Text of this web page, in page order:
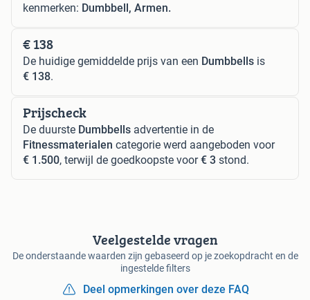
kenmerken: Dumbbell, Armen.
€ 138
De huidige gemiddelde prijs van een Dumbbells is
€ 138.
Prijscheck
De duurste Dumbbells advertentie in de
Fitnessmaterialen categorie werd aangeboden voor
€ 1.500, terwijl de goedkoopste voor€ 3 stond.
Veelgestelde vragen
De onderstaande waarden zijn gebaseerd op je zoekopdracht en de
ingestelde filters
Deel opmerkingen over deze FAQ